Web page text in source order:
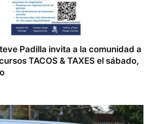
Padilla invita a la comunidad a
TACOS & TAXES el sábado,